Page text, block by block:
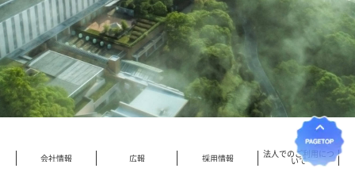
会社情報 広報 採用情報 法人でのご利用につ
いて